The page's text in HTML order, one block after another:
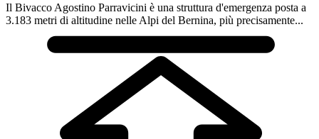
Il Bivacco Agostino Parravicini è una struttura d'emergenza posta a
3.183 metri di altitudine nelle Alpi del Bernina, più precisamente...